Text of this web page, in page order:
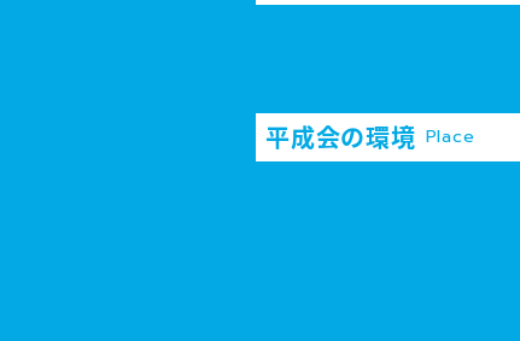
平成会の環境 Place